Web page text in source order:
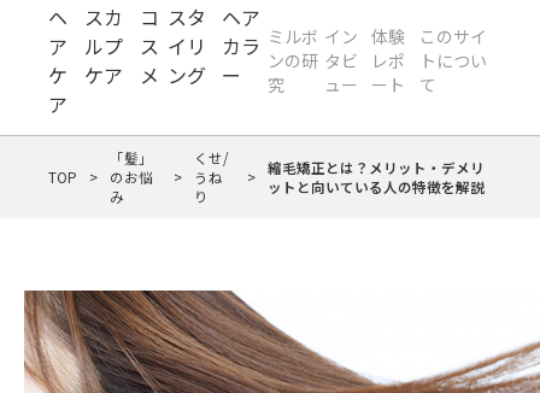
ヘ
ア
ケ
ア
スカ
ルプ
ケア
コ
ス
メ
スタ
イリ
ング
ヘア
カラ
ー
ミルボ
ンの研
究
イン
タビ
ュー
体験
レポ
ート
このサイ
トについ
て
TOP >
「髪」
のお悩
み
>
くせ/
うね
り
>
縮毛矯正とは？メリット・デメリ
ットと向いている人の特徴を解説